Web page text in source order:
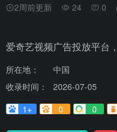
2周前更新 24 0
爱奇艺视频广告投放平台
所在地：
中国
收录时间：
2026-07-05
1+
0 0